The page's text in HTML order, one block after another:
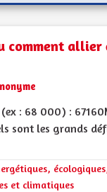
comment allier
: 68 000) :
sont les grands
de la catégorie : Les
et climatiques